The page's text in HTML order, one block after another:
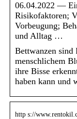
06.04.2022 —
Risikofaktoren;
Vorbeugung;
und Alltag …
Bettwanzen sind
menschlichem
ihre Bisse
haben kann und
http s://